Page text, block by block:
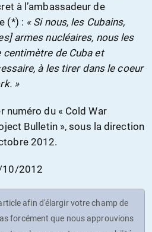
à l’ambassadeur de
(*) : « Si nous, les Cubains,
armes nucléaires, nous les
de Cuba et
à les tirer dans le coeur
»
numéro du « Cold War
Bulletin », sous la direction
2012.
10/2012
afin d'élargir votre champ de
forcément que nous approuvions